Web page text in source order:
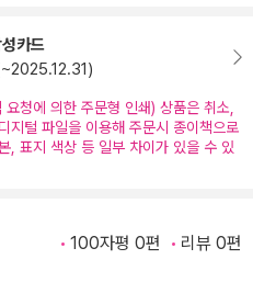
카드
에 의한 주문형 인쇄) 상품은 취소,
지털 파일을 이용해 주문시 종이책으로
, 표지 색상 등 일부 차이가 있을 수 있
100자평 0편 리뷰 0편